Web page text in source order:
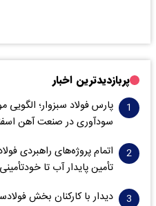
پربازدیدترین اخبار
پارس فولاد سبزوار؛
سود‌آوری در صنعت آهن
تأمین پایدار آب تا
دیدار با کارکنان بخش